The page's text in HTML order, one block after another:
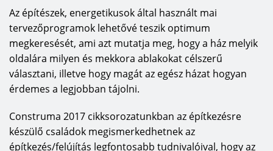
Az építészek, energetikusok által használt mai
tervezőprogramok lehetővé teszik optimum
megkeresését, ami azt mutatja meg, hogy a ház melyik
oldalára milyen és mekkora ablakokat célszerű
választani, illetve hogy magát az egész házat hogyan
érdemes a legjobban tájolni.
Construma 2017 cikksorozatunkban az építkezésre
készülő családok megismerkedhetnek az
építkezés/felújítás legfontosabb tudnivalóival, hogy az